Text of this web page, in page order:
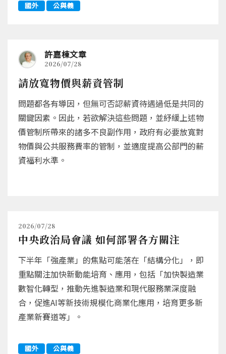
國外 公與義
許嘉棟文章
2026/07/28
請放寬物價與薪資管制
問題都各有導因，但無可否認薪資待遇過低是共同的
關鍵因素。因此，若欲解決這些問題，並紓緩上述物
價管制所帶來的諸多不良副作用，政府有必要放寬對
物價與公共服務費率的管制，並適度提高公部門的薪
資福利水準。
2026/07/28
中央政治局會議 如何部署各方關注
下半年「強產業」的焦點可能落在「結構分化」，即
重點關注加快新動能培育、應用，包括「加快製造業
數智化轉型，推動先進製造業和現代服務業深度融
合，促進AI等新技術規模化商業化應用，培育更多新
產業新賽道等」。
國外 公與義